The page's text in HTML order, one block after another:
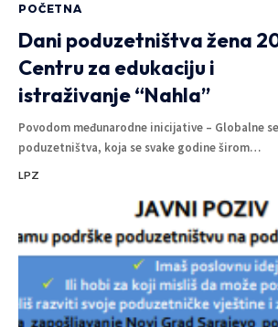
POČETNA
Dani poduzetništva žena
Centru za edukaciju i
istraživanje “Nahla”
Povodom međunarodne inicijative – Globalne
poduzetništva, koja se svake godine širom…
LPZ